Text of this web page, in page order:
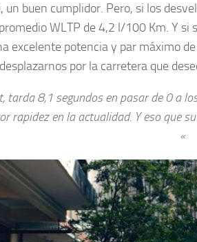
un buen cumplidor. Pero, si los
WLTP de 4,2 l/100 Km. Y
excelente potencia y par máximo
por la carretera que
tarda 8,1 segundos en pasar de 0 a
rapidez en la actualidad. Y eso que
«